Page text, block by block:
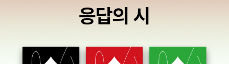
어서야 완독할 수 있는 책들이었다. 당시 읽은 책들의 목록 일부가 지
금도 생각나는데, <전략의 본질>, <의사결정의 원칙>, <게임이론>,
오>, <로지컬 싱킹>, <유쾌한 딜레마 여행>, <자유주의>(미제스),